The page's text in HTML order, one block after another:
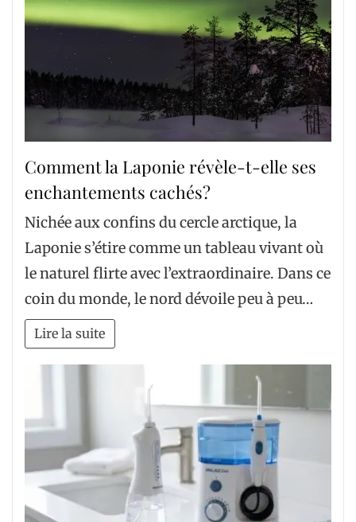
Comment la Laponie révèle-t-elle ses
enchantements cachés?
Nichée aux confins du cercle arctique, la
Laponie s’étire comme un tableau vivant où
le naturel flirte avec l’extraordinaire. Dans ce
coin du monde, le nord dévoile peu à peu…
Lire la suite